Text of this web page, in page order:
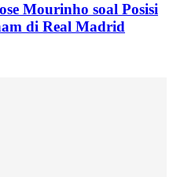
Mourinho soal Posisi
di Real Madrid